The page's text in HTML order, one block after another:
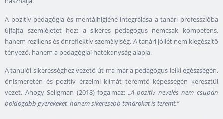
A pozitív pedagógia és mentálhigiéné integrálása a tanári professzióba
újfajta szemléletet hoz: a sikeres pedagógus nemcsak kompetens,
hanem reziliens és önreflektív személyiség. A tanári jóllét nem kiegészítő
tényező, hanem a pedagógiai hatékonyság alapja.
A tanulói sikerességhez vezető út ma már a pedagógus lelki egészségén,
önismeretén és pozitív érzelmi klímát teremtő képességén keresztül
vezet. Ahogy Seligman (2018) fogalmaz: „A pozitív nevelés nem csupán
boldogabb gyerekeket, hanem sikeresebb tanárokat is teremt.”